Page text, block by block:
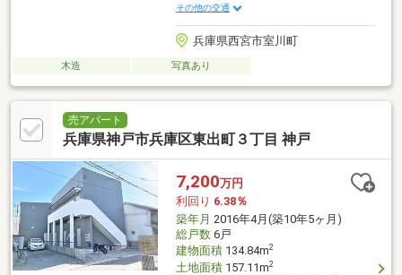
その他の交通
兵庫県西宮市室川町
木造 写真あり
売アパート
兵庫県神戸市兵庫区東出町３丁目 神戸
7,200万円
利回り 6.38％
築年月 2016年4月(築10年5ヶ月)
総戸数6戸
建物面積134.84m2
土地面積157.11m2